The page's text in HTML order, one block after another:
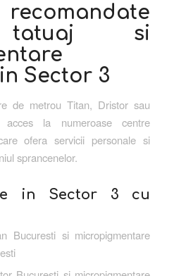
tatuaj si
Sector 3
de metrou Titan, Dristor sau
la numeroase centre
ofera servicii personale si
sprancenelor.
in Sector 3 cu
Bucuresti si micropigmentare